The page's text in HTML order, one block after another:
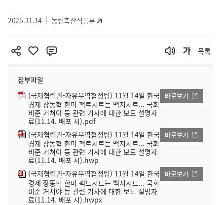
2025.11.14 농림축산식품부
목록
첨부파일
(국제협력관-자유무역협정팀) 11월 14일 한국
경제 장동혁 한미 팩트시트는 백지시트... 국회
비준 거쳐야 등 관련 기사에 대한 보도 설명자
료(11.14. 배포 시).pdf
바로보기
(국제협력관-자유무역협정팀) 11월 14일 한국
경제 장동혁 한미 팩트시트는 백지시트... 국회
비준 거쳐야 등 관련 기사에 대한 보도 설명자
료(11.14. 배포 시).hwp
바로보기
(국제협력관-자유무역협정팀) 11월 14일 한국
경제 장동혁 한미 팩트시트는 백지시트... 국회
비준 거쳐야 등 관련 기사에 대한 보도 설명자
료(11.14. 배포 시).hwpx
바로보기